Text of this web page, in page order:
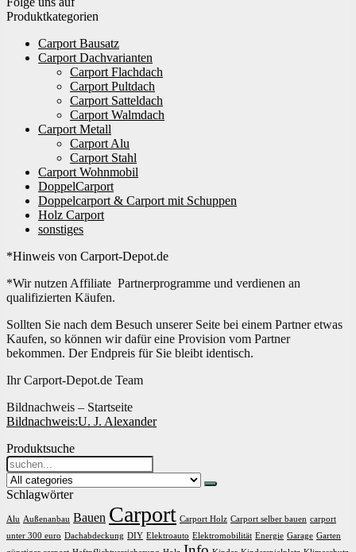
Produktkategorien
Carport Bausatz
Carport Dachvarianten
Carport Flachdach
Carport Pultdach
Carport Satteldach
Carport Walmdach
Carport Metall
Carport Alu
Carport Stahl
Carport Wohnmobil
DoppelCarport
Doppelcarport & Carport mit Schuppen
Holz Carport
sonstiges
*Hinweis von Carport-Depot.de
*Wir nutzen Affiliate Partnerprogramme und verdienen an
qualifizierten Käufen.
Sollten Sie nach dem Besuch unserer Seite bei einem Partner etwas
Kaufen, so können wir dafür eine Provision vom Partner
bekommen. Der Endpreis für Sie bleibt identisch.
Ihr Carport-Depot.de Team
Bildnachweis – Startseite
Bildnachweis:U. J. Alexander
Produktsuche
Search
for:
Schlagwörter
Alu Außenanbau Bauen Carport Carport Holz Carport selber bauen carport
unter 300 euro Dachabdeckung DIY Elektroauto Elektromobilität Energie Garage Garten